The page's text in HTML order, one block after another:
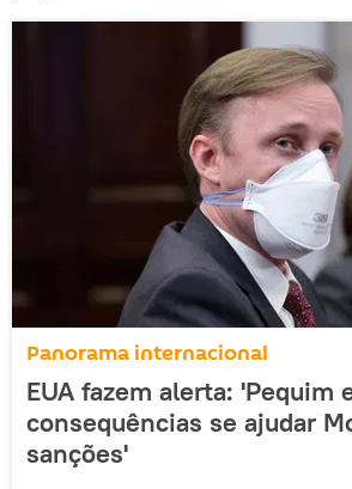
Panorama internacional
EUA fazem alerta: 'Pequim
consequências se ajudar
sanções'